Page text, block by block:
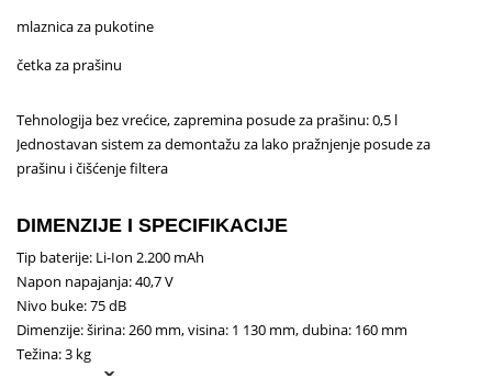
mlaznica za pukotine
četka za prašinu
Tehnologija bez vrećice, zapremina posude za prašinu: 0,5 l
Jednostavan sistem za demontažu za lako pražnjenje posude za
prašinu i čišćenje filtera
DIMENZIJE I SPECIFIKACIJE
Tip baterije: Li-Ion 2.200 mAh
Napon napajanja: 40,7 V
Nivo buke: 75 dB
Dimenzije: širina: 260 mm, visina: 1 130 mm, dubina: 160 mm
Težina: 3 kg